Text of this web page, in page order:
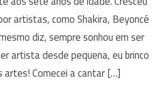
artistas, como Shakira, Beyoncé
diz, sempre sonhou em ser
artista desde pequena, eu brinco
artes! Comecei a cantar […]